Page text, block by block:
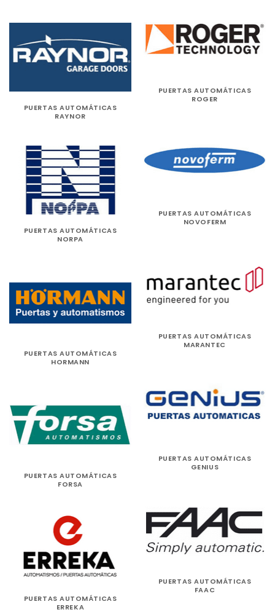
PUERTAS AUTOMÁTICAS
ROGER
PUERTAS AUTOMÁTICAS
RAYNOR
PUERTAS AUTOMÁTICAS
NOVOFERM
PUERTAS AUTOMÁTICAS
NORPA
PUERTAS AUTOMÁTICAS
MARANTEC
PUERTAS AUTOMÁTICAS
HORMANN
PUERTAS AUTOMÁTICAS
GENIUS
PUERTAS AUTOMÁTICAS
FORSA
PUERTAS AUTOMÁTICAS
FAAC
PUERTAS AUTOMÁTICAS
ERREKA